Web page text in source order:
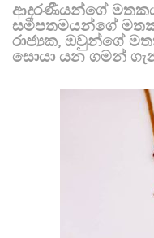
ආදරණීයන්ගේ
සමීපතමයන්ගේ
රාජ්‍යක, ඔවුන්ගේ
සොයා යන ගමන්